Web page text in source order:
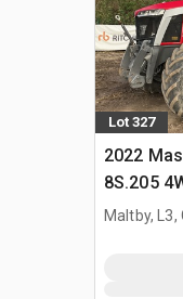
Lot 327
2022
8S.205
Maltby, L3,